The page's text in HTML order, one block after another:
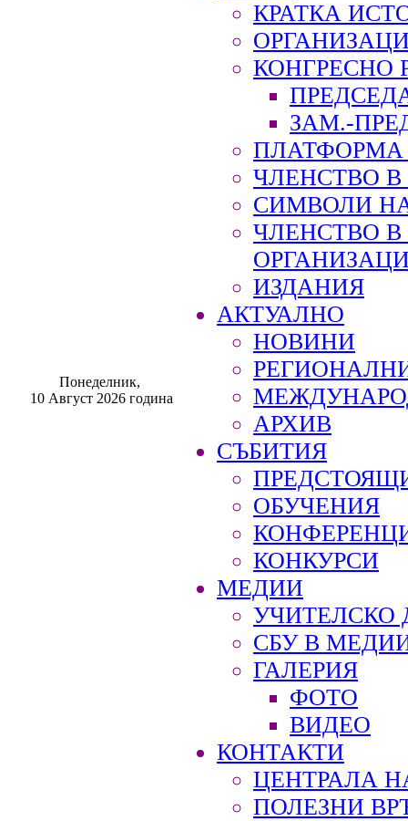
Понеделник,
10 Август 2026 година
КРАТКА
КОНГРЕСНО
ЗАМ.-
ПЛАТФОРМА
ЧЛЕНСТВО В
СИМВОЛИ
ЧЛЕНСТВО
ИЗДАНИЯ
АКТУАЛНО
НОВИНИ
АРХИВ
СЪБИТИЯ
ОБУЧЕНИЯ
КОНКУРСИ
МЕДИИ
УЧИТЕЛСКО
СБУ В
ГАЛЕРИЯ
ФОТО
ВИДЕО
КОНТАКТИ
ЦЕНТРАЛА
ПОЛЕЗНИ